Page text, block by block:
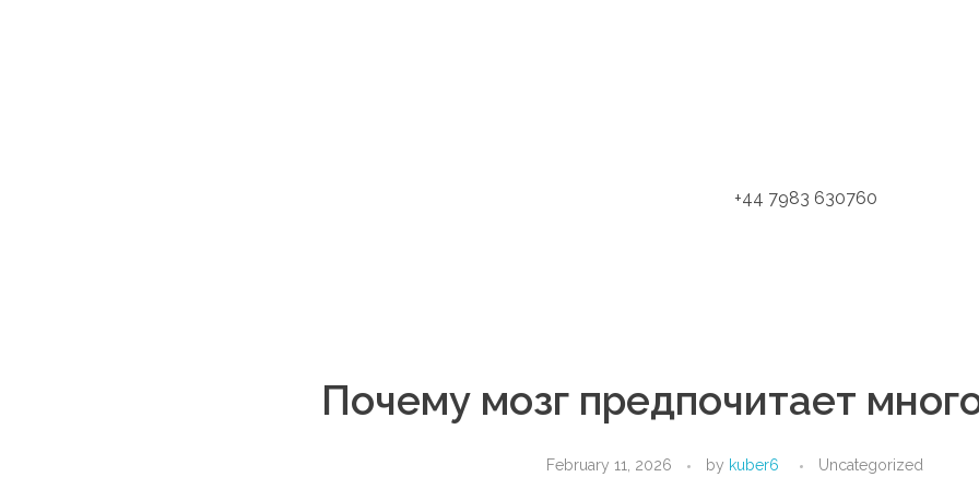
+44 7983 630760
Почему мозг предпочитает
February 11, 2026 by kuber6 Uncategorized